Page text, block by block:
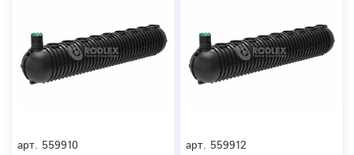
арт. 559910
арт. 559912